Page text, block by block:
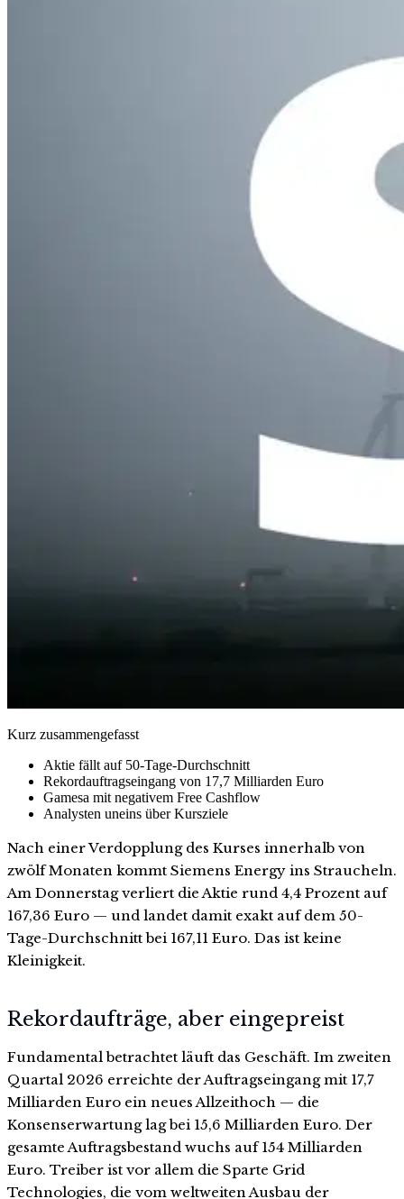
Kurz zusammengefasst
Aktie fällt auf 50-Tage-Durchschnitt
Rekordauftragseingang von 17,7 Milliarden Euro
Gamesa mit negativem Free Cashflow
Analysten uneins über Kursziele
Nach einer Verdopplung des Kurses innerhalb von
zwölf Monaten kommt Siemens Energy ins Straucheln.
Am Donnerstag verliert die Aktie rund 4,4 Prozent auf
167,36 Euro — und landet damit exakt auf dem 50-
Tage-Durchschnitt bei 167,11 Euro. Das ist keine
Kleinigkeit.
Rekordaufträge, aber eingepreist
Fundamental betrachtet läuft das Geschäft. Im zweiten
Quartal 2026 erreichte der Auftragseingang mit 17,7
Milliarden Euro ein neues Allzeithoch — die
Konsenserwartung lag bei 15,6 Milliarden Euro. Der
gesamte Auftragsbestand wuchs auf 154 Milliarden
Euro. Treiber ist vor allem die Sparte Grid
Technologies, die vom weltweiten Ausbau der